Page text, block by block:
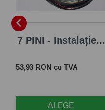

7 PINI - Instalație...
Pret
53,93 RON cu TVA
ALEGE